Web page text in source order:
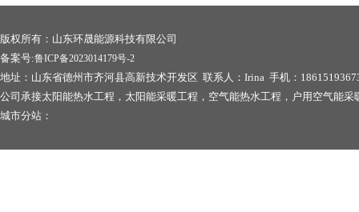
版权所有：山东环晟能源科技有限公司
备案号:鲁ICP备2023014179号-2
地址：山东省德州市齐河县高新技术开发区 联系人：Irina 手机：
公司承接太阳能热水工程，太阳能采暖工程，空气能热水工程，户用空气能
城市分站：